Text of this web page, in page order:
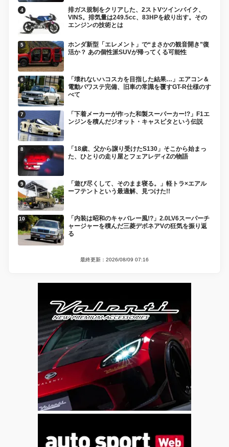
排ガス規制をクリアした、2ストVツインバイク、
VINS。排気量は249.5cc、83HPを絞り出す。その
エンジンの技術とは
ホンダ新型「エレメント」で“まさかの観音開き”復
活か？ あの個性派SUVが帰ってくる可能性
「壊れないハコスカを目指した結果…」エアコン＆
電動パワステ完備、旧車の常識を覆すGT-R仕様のす
べて
「下着メーカーが作った和製スーパーカー!?」F1エ
ンジンを積んだジオット・キャスピタという伝説
「18歳、父から譲り受けたS130」そこから始まっ
た、ひとりの走り屋とフェアレディZの物語
「遊び尽くして、そのまま寝る。」軽トラ×エアル
ーフテントという最適解、見つけた!!
「内装は昭和のキャバレー風!?」2.0LV6スーパーチ
ャージャーを積んだ三菱デボネアVの狂気を振り返
る
最終更新：2026/08/09 07:16